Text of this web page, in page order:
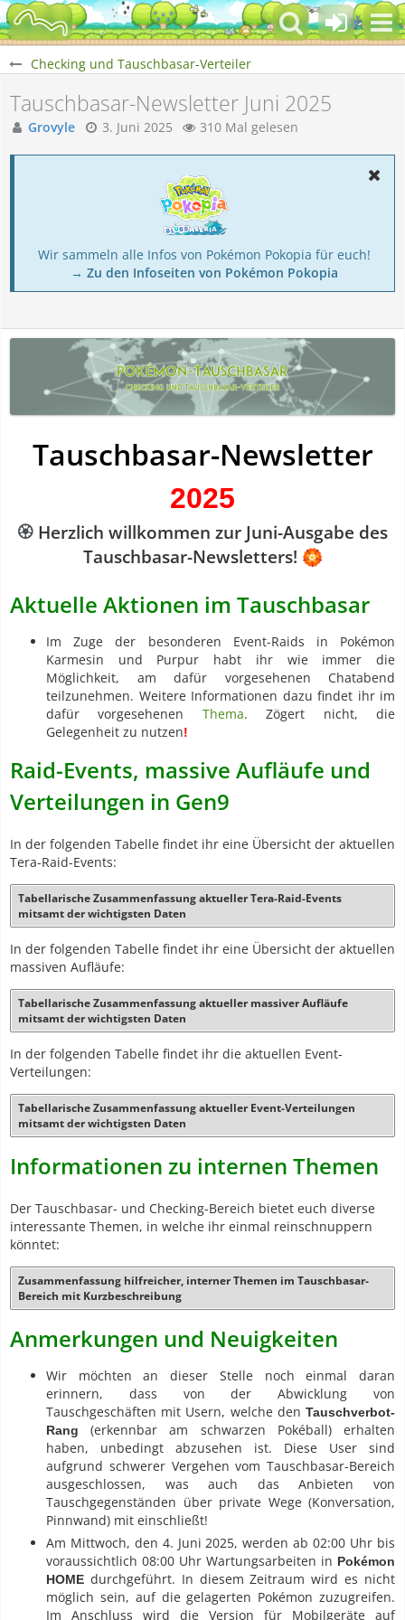
Checking und Tauschbasar-Verteiler
Tauschbasar-Newsletter Juni 2025
Grovyle 3. Juni 2025 310 Mal gelesen
Wir sammeln alle Infos von Pokémon Pokopia für euch!
→ Zu den Infoseiten von Pokémon Pokopia
Tauschbasar-Newsletter
2025
🏵️ Herzlich willkommen zur Juni-Ausgabe des
Tauschbasar-Newsletters! 🏵️
Aktuelle Aktionen im Tauschbasar
Im Zuge der besonderen Event-Raids in Pokémon
Karmesin und Purpur habt ihr wie immer die
Möglichkeit, am dafür vorgesehenen Chatabend
teilzunehmen. Weitere Informationen dazu findet ihr im
dafür vorgesehenen Thema. Zögert nicht, die
Gelegenheit zu nutzen!
Raid-Events, massive Aufläufe und
Verteilungen in Gen9
In der folgenden Tabelle findet ihr eine Übersicht der aktuellen
Tera-Raid-Events:
Tabellarische Zusammenfassung aktueller Tera-Raid-Events
mitsamt der wichtigsten Daten
In der folgenden Tabelle findet ihr eine Übersicht der aktuellen
massiven Aufläufe:
Tabellarische Zusammenfassung aktueller massiver Aufläufe
mitsamt der wichtigsten Daten
In der folgenden Tabelle findet ihr die aktuellen Event-
Verteilungen:
Tabellarische Zusammenfassung aktueller Event-Verteilungen
mitsamt der wichtigsten Daten
Informationen zu internen Themen
Der Tauschbasar- und Checking-Bereich bietet euch diverse
interessante Themen, in welche ihr einmal reinschnuppern
könntet:
Zusammenfassung hilfreicher, interner Themen im Tauschbasar-
Bereich mit Kurzbeschreibung
Anmerkungen und Neuigkeiten
Wir möchten an dieser Stelle noch einmal daran
erinnern, dass von der Abwicklung von
Tauschgeschäften mit Usern, welche den Tauschverbot-
Rang
(erkennbar am schwarzen Pokéball) erhalten
haben, unbedingt abzusehen ist. Diese User sind
aufgrund schwerer Vergehen vom Tauschbasar-Bereich
ausgeschlossen, was auch das Anbieten von
Tauschgegenständen über private Wege (Konversation,
Pinnwand) mit einschließt!
Am Mittwoch, den 4. Juni 2025, werden ab 02:00 Uhr bis
voraussichtlich 08:00 Uhr Wartungsarbeiten in Pokémon
HOME durchgeführt. In diesem Zeitraum wird es nicht
möglich sein, auf die gelagerten Pokémon zuzugreifen.
Im Anschluss wird die Version für Mobilgeräte auf